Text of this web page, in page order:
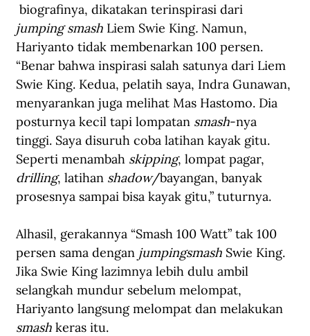
biografinya, dikatakan terinspirasi dari
jumping smash Liem Swie King. Namun,
Hariyanto tidak membenarkan 100 persen.
“Benar bahwa inspirasi salah satunya dari Liem
Swie King. Kedua, pelatih saya, Indra Gunawan,
menyarankan juga melihat Mas Hastomo. Dia
posturnya kecil tapi lompatan smash-nya
tinggi. Saya disuruh coba latihan kayak gitu.
Seperti menambah skipping, lompat pagar,
drilling, latihan shadow/bayangan, banyak
prosesnya sampai bisa kayak gitu,” tuturnya.
Alhasil, gerakannya “Smash 100 Watt” tak 100
persen sama dengan jumpingsmash Swie King.
Jika Swie King lazimnya lebih dulu ambil
selangkah mundur sebelum melompat,
Hariyanto langsung melompat dan melakukan
smash keras itu.